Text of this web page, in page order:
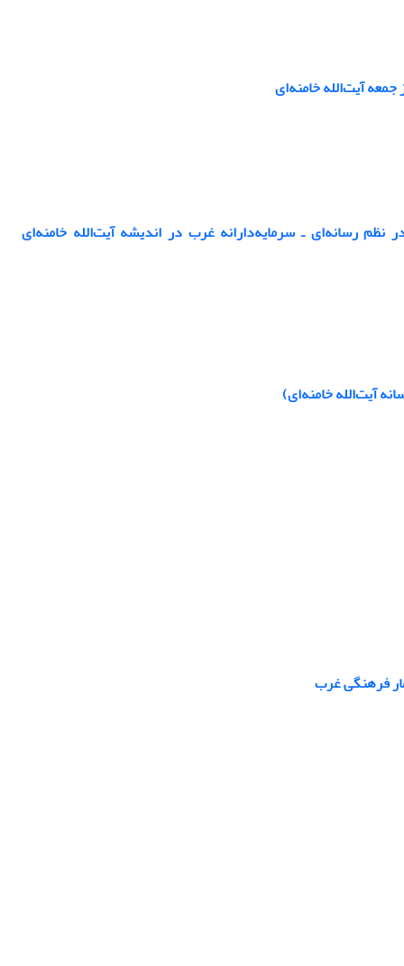
آیت‌الله خامنه‌ای
رسانه‌ای ـ سرمایه‌دارانه غرب در اندیشه آیت‌الله خامنه‌ای
آیت‌الله خامنه‌ای)
فرهنگی غرب